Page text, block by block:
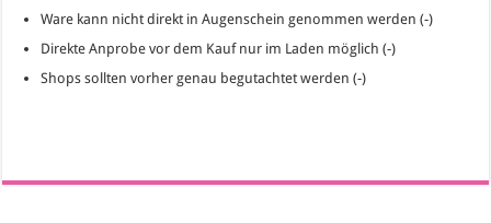
Ware kann nicht direkt in Augenschein genommen werden (-)
Direkte Anprobe vor dem Kauf nur im Laden möglich (-)
Shops sollten vorher genau begutachtet werden (-)